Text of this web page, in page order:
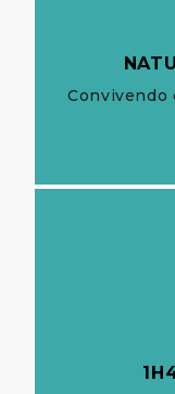
Convivendo